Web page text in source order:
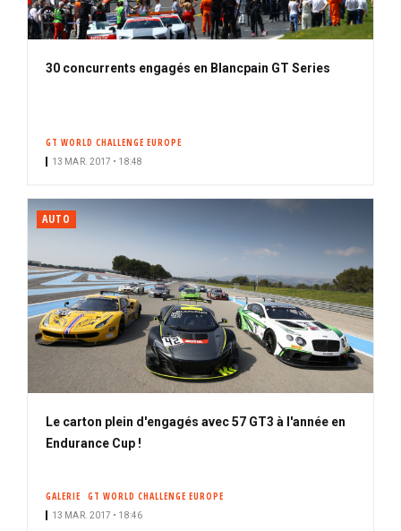
30 concurrents engagés en Blancpain GT Series
GT WORLD CHALLENGE EUROPE
13 MAR. 2017 • 18:48
AUTO
Le carton plein d'engagés avec 57 GT3 à l'année en
Endurance Cup !
GALERIE GT WORLD CHALLENGE EUROPE
13 MAR. 2017 • 18:46